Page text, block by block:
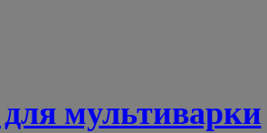
мультиварки